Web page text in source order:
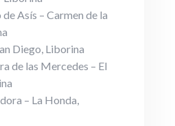
Asís – Carmen de la
Diego, Liborina
de las Mercedes – El
– La Honda,